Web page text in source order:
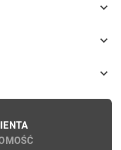
keyboard_arrow_down
keyboard_arrow_down
